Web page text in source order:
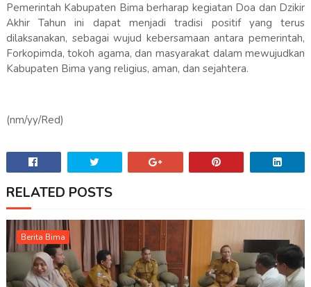
Pemerintah Kabupaten Bima berharap kegiatan Doa dan Dzikir
Akhir Tahun ini dapat menjadi tradisi positif yang terus
dilaksanakan, sebagai wujud kebersamaan antara pemerintah,
Forkopimda, tokoh agama, dan masyarakat dalam mewujudkan
Kabupaten Bima yang religius, aman, dan sejahtera.
(nm/yy/Red)
RELATED POSTS
Berita Bima